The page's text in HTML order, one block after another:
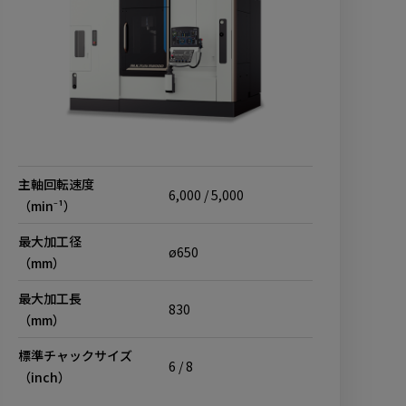
主軸回転速度
（min⁻¹）
6,000 / 5,000
最大加工径
（mm）
ø650
最大加工長
（mm）
830
標準チャックサイズ
（inch）
6 / 8